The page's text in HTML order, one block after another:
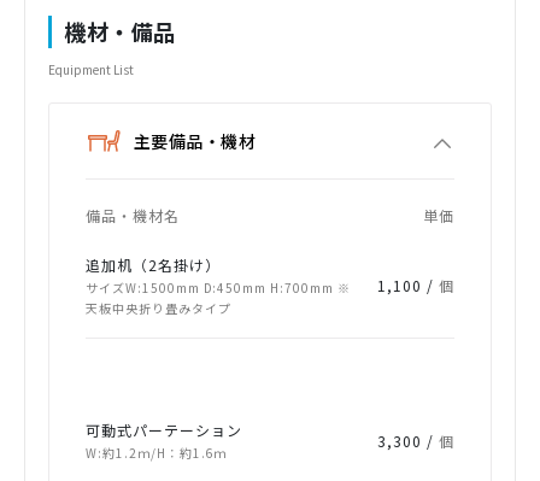
機材・備品
Equipment List
主要備品・機材
備品・機材名 単価
追加机（2名掛け）
サイズW:1500mm D:450mm H:700mm ※
天板中央折り畳みタイプ
1,100 /個
可動式パーテーション
W:約1.2ｍ/H：約1.6ｍ
3,300 /個